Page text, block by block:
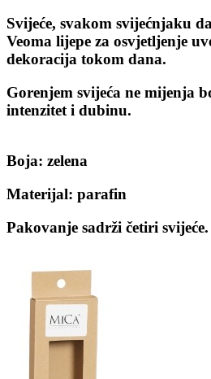
Svijeće, svakom svijećnjaku
Veoma lijepe za osvjetljenje
dekoracija tokom dana.
Gorenjem svijeća ne mijenja
intenzitet i dubinu.
Boja: zelena
Materijal: parafin
Pakovanje sadrži četiri svijeće.